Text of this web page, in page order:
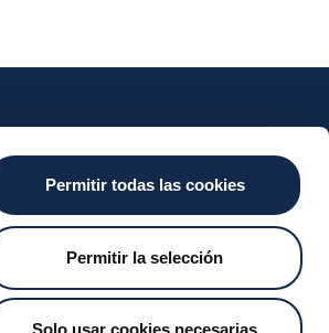
Permitir todas las cookies
Permitir la selección
Solo usar cookies necesarias
Services
Valitic
Payguard
Account Switching
News
Iberpay News